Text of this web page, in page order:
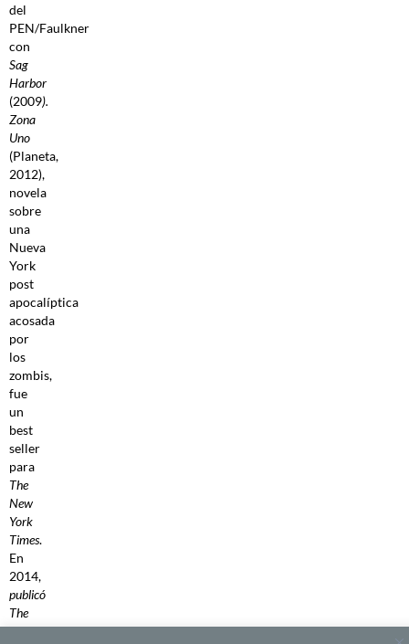
del
PEN/Faulkner
con
Sag
Harbor
(2009).
Zona
Uno
(Planeta,
2012),
novela
sobre
una
Nueva
York
post
apocalíptica
acosada
por
los
zombis,
fue
un
best
seller
para
The
New
York
Times.
En
2014,
publicó
The
Noble